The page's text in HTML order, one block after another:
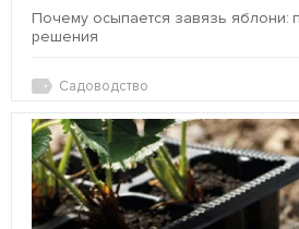
Почему осыпается завязь яблони:
решения
Садоводство